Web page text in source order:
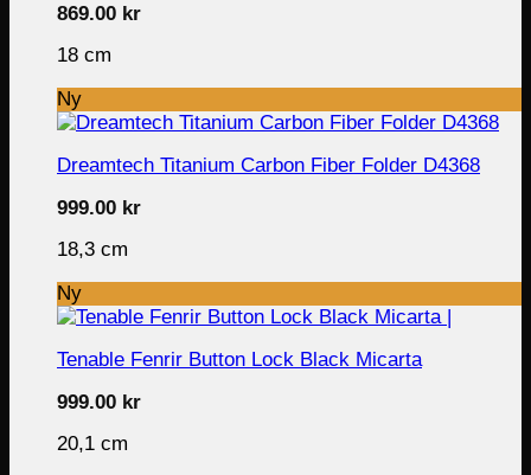
869.00 kr
18 cm
Ny
Dreamtech Titanium Carbon Fiber Folder D4368
999.00 kr
18,3 cm
Ny
Tenable Fenrir Button Lock Black Micarta
999.00 kr
20,1 cm